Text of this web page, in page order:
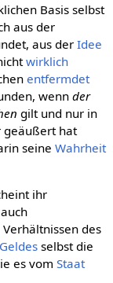
Basis selbst
aus der
aus der Idee
wirklich
entfermdet
wenn der
gilt und nur in
geäußert hat
seine Wahrheit
ihr
des
Geldesselbst die
es vom Staat